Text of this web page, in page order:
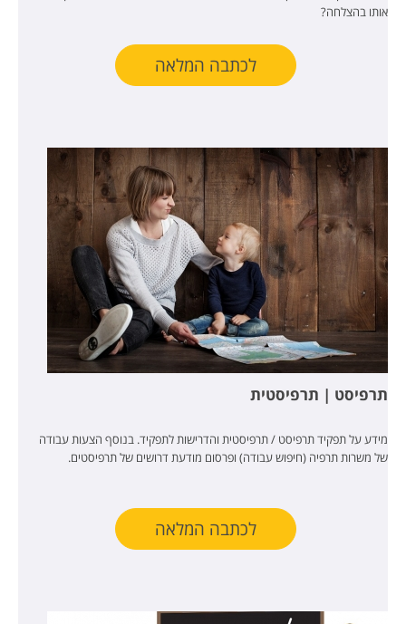
אותו בהצלחה?
לכתבה המלאה
תרפיסט | תרפיסטית
מידע על תפקיד תרפיסט / תרפיסטית והדרישות לתפקיד. בנוסף הצעות עבודה
של משרות תרפיה (חיפוש עבודה) ופרסום מודעת דרושים של תרפיסטים.
לכתבה המלאה